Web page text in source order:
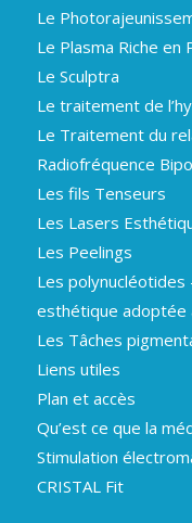
Le
Le Plasma Riche en
Le Sculptra
Le traitement de
Le Traitement du
Radiofréquence
Les fils Tenseurs
Les Lasers
Les Peelings
Les polynucléotides
esthétique adoptée
Les Tâches
Liens utiles
Plan et accès
Qu’est ce que la
Stimulation
CRISTAL Fit